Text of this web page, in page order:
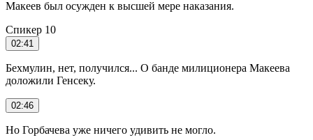
Макеев был осужден к высшей мере наказания.
Спикер 10
02:41
Бехмулин, нет, получился... О банде милиционера Макеева
доложили Генсеку.
02:46
Но Горбачева уже ничего удивить не могло.